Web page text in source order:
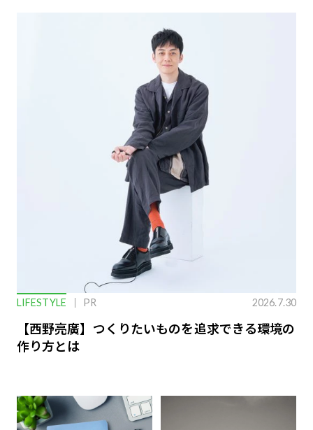
LIFESTYLE PR 2026.7.30
【西野亮廣】つくりたいものを追求できる環境の
作り方とは